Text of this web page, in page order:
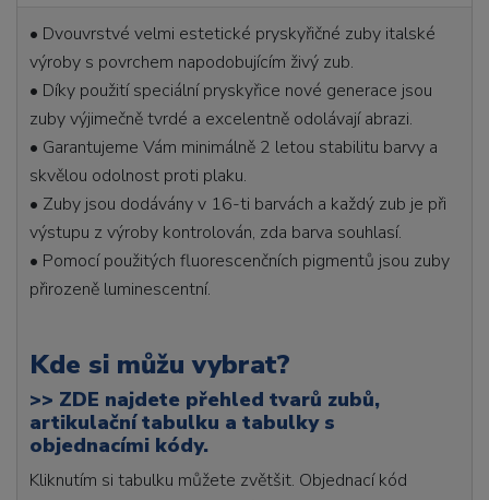
• Dvouvrstvé velmi estetické pryskyřičné zuby italské
výroby s povrchem napodobujícím živý zub.
• Díky použití speciální pryskyřice nové generace jsou
zuby výjimečně tvrdé a excelentně odolávají abrazi.
• Garantujeme Vám minimálně 2 letou stabilitu barvy a
skvělou odolnost proti plaku.
• Zuby jsou dodávány v 16-ti barvách a každý zub je při
výstupu z výroby kontrolován, zda barva souhlasí.
• Pomocí použitých fluorescenčních pigmentů jsou zuby
přirozeně luminescentní.
Kde si můžu vybrat?
>> ZDE najdete přehled tvarů zubů,
artikulační tabulku a tabulky s
objednacími kódy.
Kliknutím si tabulku můžete zvětšit. Objednací kód